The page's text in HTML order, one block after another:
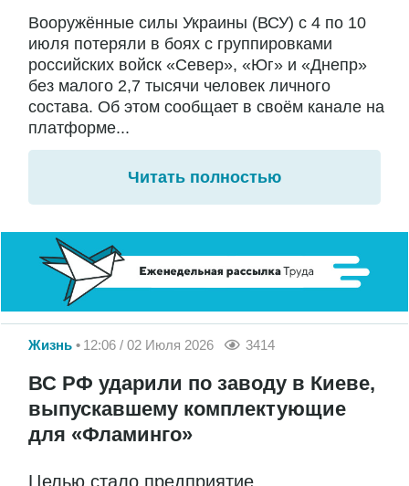
Вооружённые силы Украины (ВСУ) с 4 по 10
июля потеряли в боях с группировками
российских войск «Север», «Юг» и «Днепр»
без малого 2,7 тысячи человек личного
состава. Об этом сообщает в своём канале на
платформе...
Читать полностью
Жизнь 12:06 / 02 Июля 2026 3414
ВС РФ ударили по заводу в Киеве,
выпускавшему комплектующие
для «Фламинго»
Целью стало предприятие